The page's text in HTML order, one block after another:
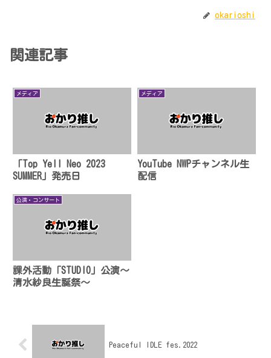
okarioshi
関連記事
メディア
「Top Yell Neo 2023
SUMMER」発売日
メディア
YouTube NWPチャンネル生
配信
公演・コンサート
課外活動「STUDIO」公演〜
清水紗良生誕祭〜
Peaceful IDLE fes.2022